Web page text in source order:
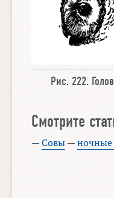
Рис. 222.
Смотрите
—Совы—